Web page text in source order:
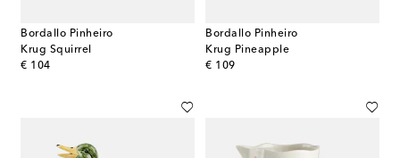
Bordallo Pinheiro
Krug Squirrel
€ 104
original price
Bordallo Pinheiro
Krug Pineapple
€ 109
original price